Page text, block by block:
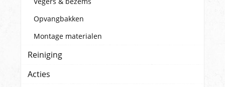
Opvangbakken
Montage materialen
Reiniging
Acties